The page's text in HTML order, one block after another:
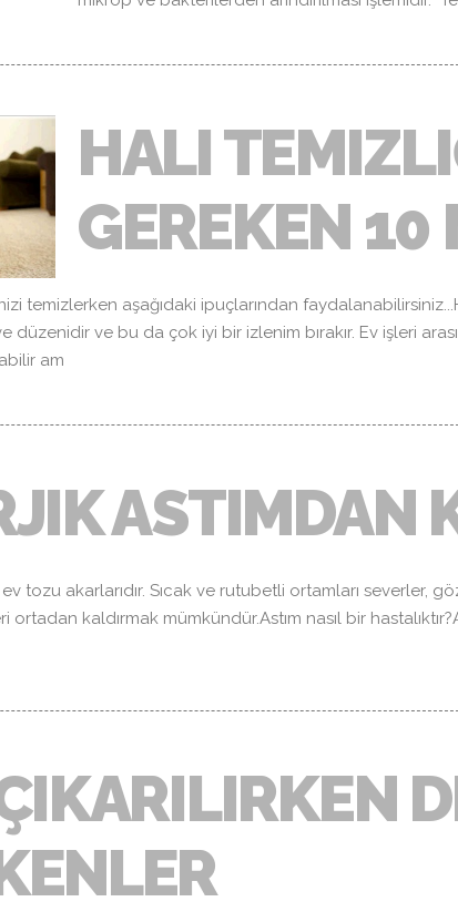
HALI
GEREKEN 10
temizlerken aşağıdaki ipuçlarından
düzenidir ve bu da çok iyi bir izlenim bırakır. Ev işleri
am
ASTIMDAN
tozu akarlarıdır. Sıcak ve rutubetli ortamları severler,
ortadan kaldırmak mümkündür.Astım nasıl bir